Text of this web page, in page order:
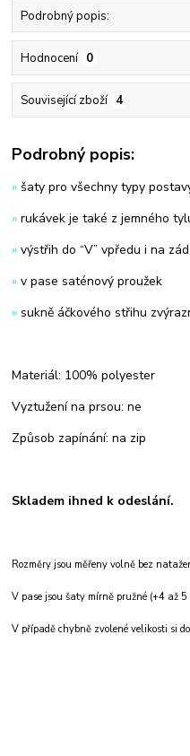
Podrobný popis:
Hodnocení 0
Související zboží 4
Podrobný popis:
» šaty pro všechny typy
» rukávek je také z jemného
» výstřih do “V” vpředu i na
» v pase saténový proužek
» sukně áčkového střihu
Materiál: 100% polyester
Vyztužení na prsou: ne
Způsob zapínání: na zip
Skladem ihned k odeslání.
Rozměry jsou měřeny volně bez
V pase jsou šaty mírně pružné (+4 až 5
V případě chybně zvolené velikosti si